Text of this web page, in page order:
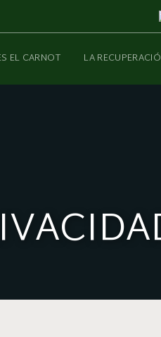
EL CARNOT LA